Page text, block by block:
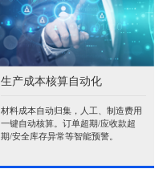
生产成本核算自动化
材料成本自动归集，人工、制造费用
一键自动核算。订单超期/应收款超
期/安全库存异常等智能预警。